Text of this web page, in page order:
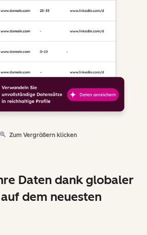
Zum Vergrößern klicken
Daten dank globaler
dem neuesten